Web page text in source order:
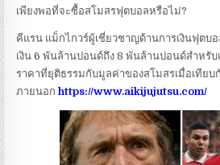
เพียงพอที่จะซื้อสโมสรฟุตบอลหรือไม่?
คีแรน แม็กไกวร์ผู้เชี่ยวชาญด้านการเงินฟุตบอ
เงิน 6 พันล้านปอนด์ถึง 8 พันล้านปอนด์สําหรับ
ราคาที่ยุติธรรมกับมูลค่าของสโมสรเมื่อเทียบ
ภายนอกhttps://www.aikijujutsu.com/